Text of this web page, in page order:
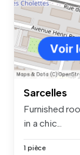
Sarcelles
Furnished
in a chic...
1 pièce